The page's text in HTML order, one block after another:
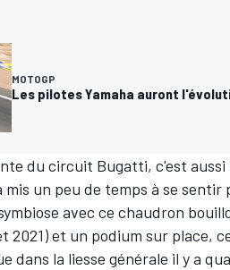
MOTOGP
Les pilotes Yamaha auront
du circuit Bugatti, c'est
mis un peu de temps à se
avec ce chaudron
2021) et un podium sur place,
dans la liesse générale il y a